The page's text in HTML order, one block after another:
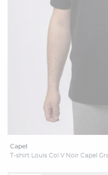
capel
T-shirt Louis Col V Noir Capel